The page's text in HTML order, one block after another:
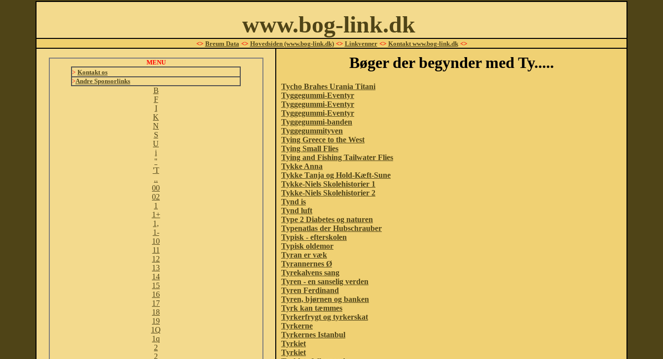
www.bog-link.dk
<> Breum Data <> Hovedsiden (www.bog-link.dk) <> Linkvenner <> Kontakt www.bog-link.dk <>
MENU
> Kontakt os
>Andre Sponsorlinks
B
F
I
K
N
S
U
i
''
'T
..
00
02
1
1+
1,
1-
10
11
12
13
14
15
16
17
18
19
1Q
1q
2
2
Bøger der begynder med Ty.....
Tycho Brahes Urania Titani
Tyggegummi-Eventyr
Tyggegummi-Eventyr
Tyggegummi-Eventyr
Tyggegummi-banden
Tyggegummityven
Tying Greece to the West
Tying Small Flies
Tying and Fishing Tailwater Flies
Tykke Anna
Tykke Tanja og Hold-Kæft-Sune
Tykke-Niels Skolehistorier 1
Tykke-Niels Skolehistorier 2
Tynd is
Tynd luft
Type 2 Diabetes og naturen
Typenatlas der Hubschrauber
Typisk - efterskolen
Typisk oldemor
Tyran er væk
Tyrannernes Ø
Tyrekalvens sang
Tyren - en sanselig verden
Tyren Ferdinand
Tyren, bjørnen og banken
Tyrk kan tæmmes
Tyrkerfrygt og tyrkerskat
Tyrkerne
Tyrkernes Istanbul
Tyrkiet
Tyrkiet